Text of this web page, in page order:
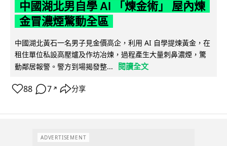
中國湖北男自學 AI 「煉金術」 屋內煉
金冒濃煙驚動全區
中國湖北黃石一名男子見金價高企，利用 AI 自學提煉黃金，在
租住單位私設高壓爐及作坊冶煉，過程產生大量刺鼻濃煙，驚
動鄰居報警。警方到場揭發整...
閱讀全文
88 7 ↗ 分享
ADVERTISEMENT